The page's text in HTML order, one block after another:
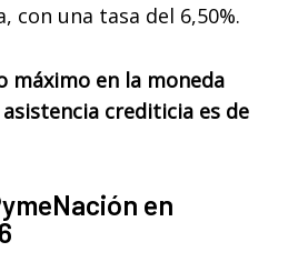
con una tasa del 6,50%.
máximo en la moneda
crediticia es de
en